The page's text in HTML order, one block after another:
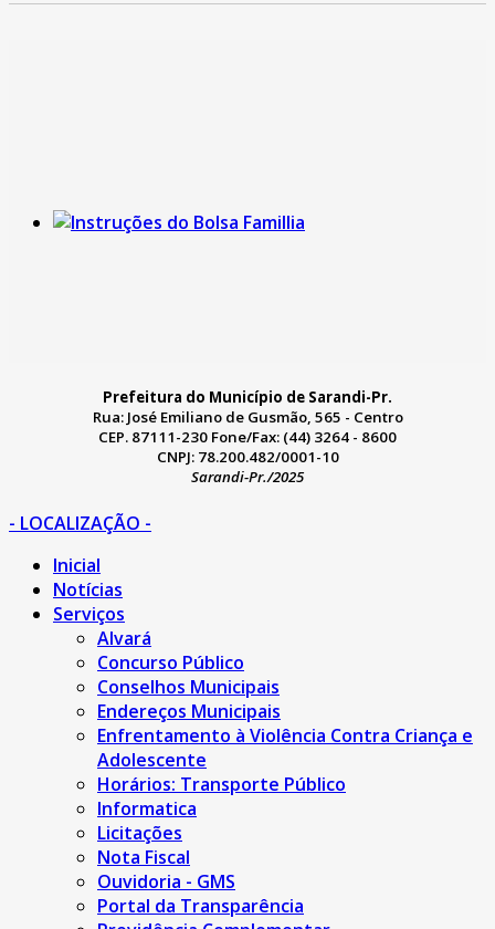
Prefeitura do Município de Sarandi-Pr.
Rua: José Emiliano de Gusmão, 565 - Centro
CEP. 87111-230 Fone/Fax: (44) 3264 - 8600
CNPJ: 78.200.482/0001-10
Sarandi-Pr./2025
- LOCALIZAÇÃO -
Inicial
Notícias
Serviços
Alvará
Concurso Público
Conselhos Municipais
Endereços Municipais
Enfrentamento à Violência Contra Criança e
Adolescente
Horários: Transporte Público
Informatica
Licitações
Nota Fiscal
Ouvidoria - GMS
Portal da Transparência